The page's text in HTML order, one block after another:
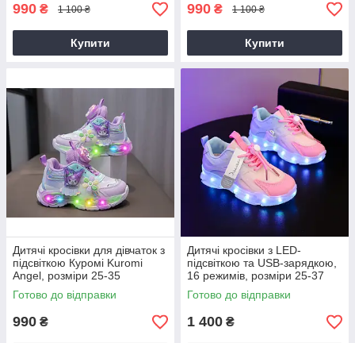
990 ₴ 1 100 ₴
Купити
990 ₴ 1 100 ₴
Купити
Дитячі кросівки для дівчаток з
підсвіткою Куромі Kuromi
Angel, розміри 25-35
фіолетові
Готово до відправки
990 ₴
Дитячі кросівки з LED-
підсвіткою та USB-зарядкою,
16 режимів, розміри 25-37
для дівчаток + подарунок!
Готово до відправки
1 400 ₴